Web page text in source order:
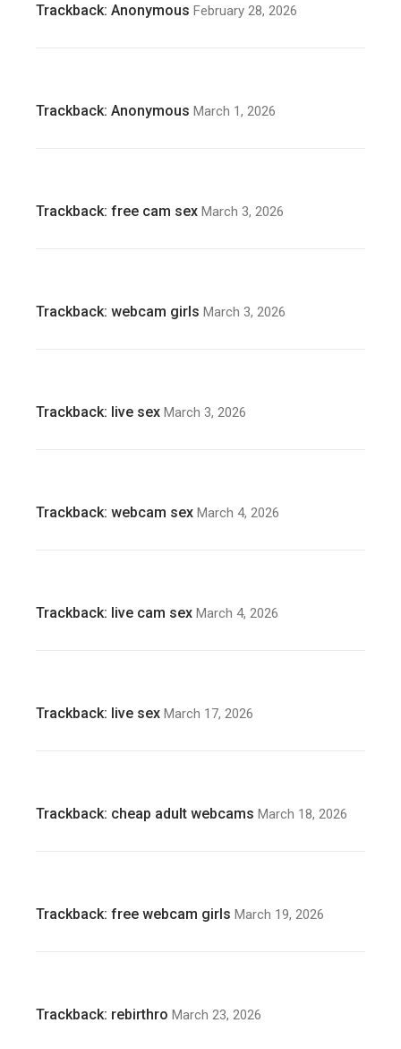
Trackback:Anonymous February 28, 2026
Trackback:Anonymous March 1, 2026
Trackback:free cam sex March 3, 2026
Trackback:webcam girls March 3, 2026
Trackback: live sex March 3, 2026
Trackback:webcam sex March 4, 2026
Trackback: live cam sex March 4, 2026
Trackback: live sex March 17, 2026
Trackback: cheap adult webcams March 18, 2026
Trackback:free webcam girls March 19, 2026
Trackback: rebirthro March 23, 2026